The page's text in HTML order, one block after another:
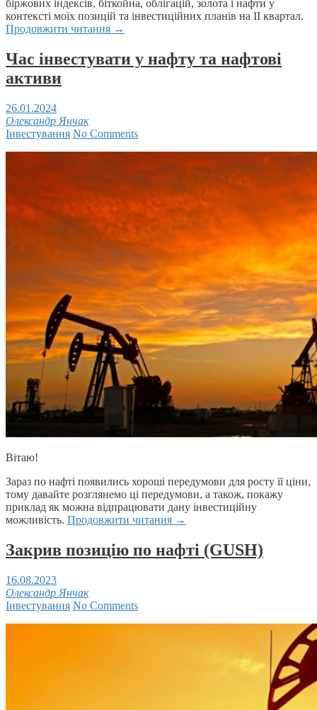
біржових індексів, біткойна, облігацій, золота і нафти у
контексті моїх позицій та інвестиційних планів на ІІ квартал.
Продовжити читання →
Час інвестувати у нафту та нафтові
активи
26.01.2024
Олександр Янчак
Інвестування No Comments
Вітаю!
Зараз по нафті появились хороші передумови для росту її ціни,
тому давайте розглянемо ці передумови, а також, покажу
приклад як можна відпрацювати дану інвестиційну
можливість. Продовжити читання →
Закрив позицію по нафті (GUSH)
16.08.2023
Олександр Янчак
Інвестування No Comments